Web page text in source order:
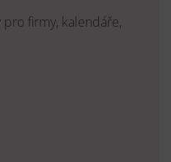
firmy, kalendáře,